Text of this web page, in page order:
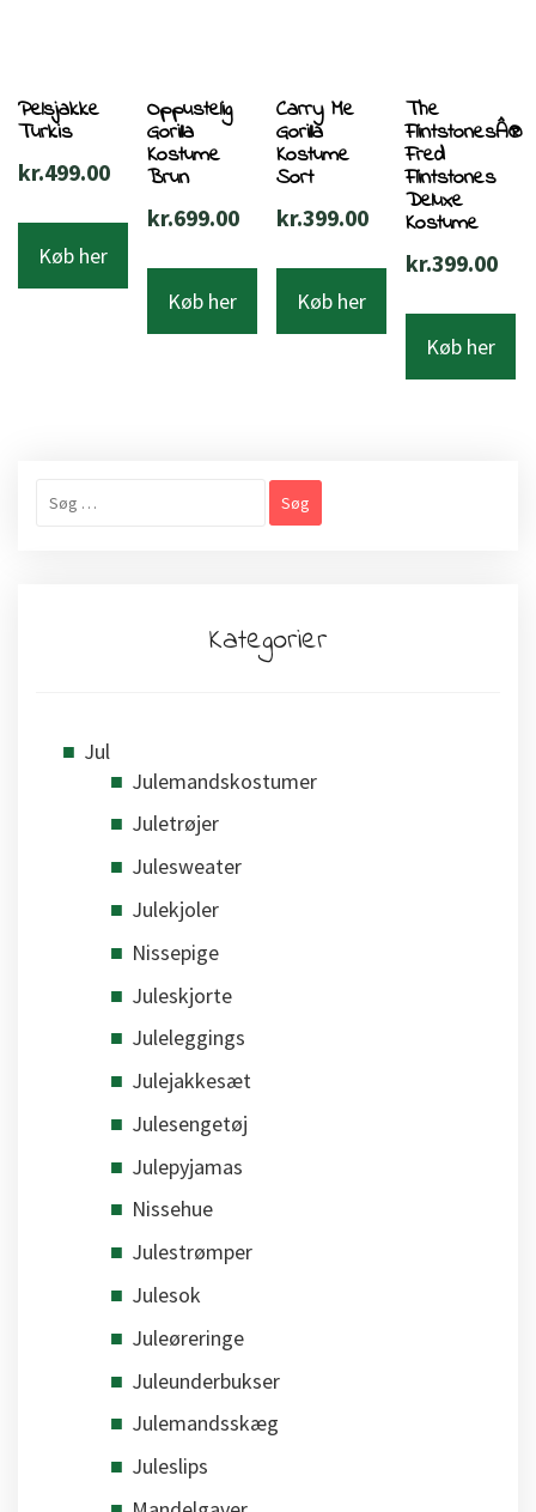
Pelsjakke
Turkis
kr.499.00
Køb her
Oppustelig
Gorilla
Kostume
Brun
kr.699.00
Køb her
Carry Me
Gorilla
Kostume
Sort
kr.399.00
Køb her
The
FlintstonesÂ®
Fred
Flintstones
Deluxe
Kostume
kr.399.00
Køb her
efter:
Kategorier
Jul
Julemandskostumer
Juletrøjer
Julesweater
Julekjoler
Nissepige
Juleskjorte
Juleleggings
Julejakkesæt
Julesengetøj
Julepyjamas
Nissehue
Julestrømper
Julesok
Juleøreringe
Juleunderbukser
Julemandsskæg
Juleslips